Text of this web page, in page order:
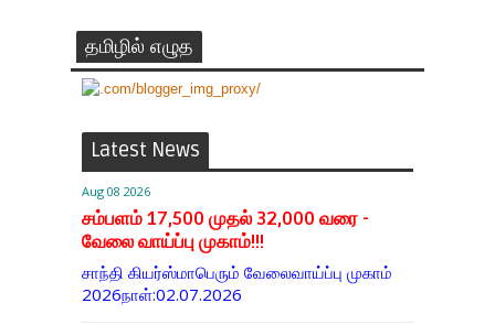
தமிழில் எழுத
Latest News
Aug 08 2026
சம்பளம் 17,500 முதல் 32,000 வரை -
வேலை வாய்ப்பு முகாம்!!!
சாந்தி கியர்ஸ்மாபெரும் வேலைவாய்ப்பு முகாம்
2026நாள்:02.07.2026